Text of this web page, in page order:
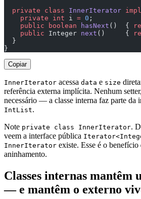
  private
class InnerIterator
    private
int i = 0 ;
    public
boolean hasNext ()  {
    public
Integer next ()     {
  }
}
Copiar
InnerIterator acessa data e size
referência externa implícita. Nenhum
necessário — a classe interna faz parte da
IntList.
Note private class InnerIterator.
veem a interface pública
InnerIterator existe. Esse é o
aninhamento.
Classes internas mantêm
— e mantêm o externo